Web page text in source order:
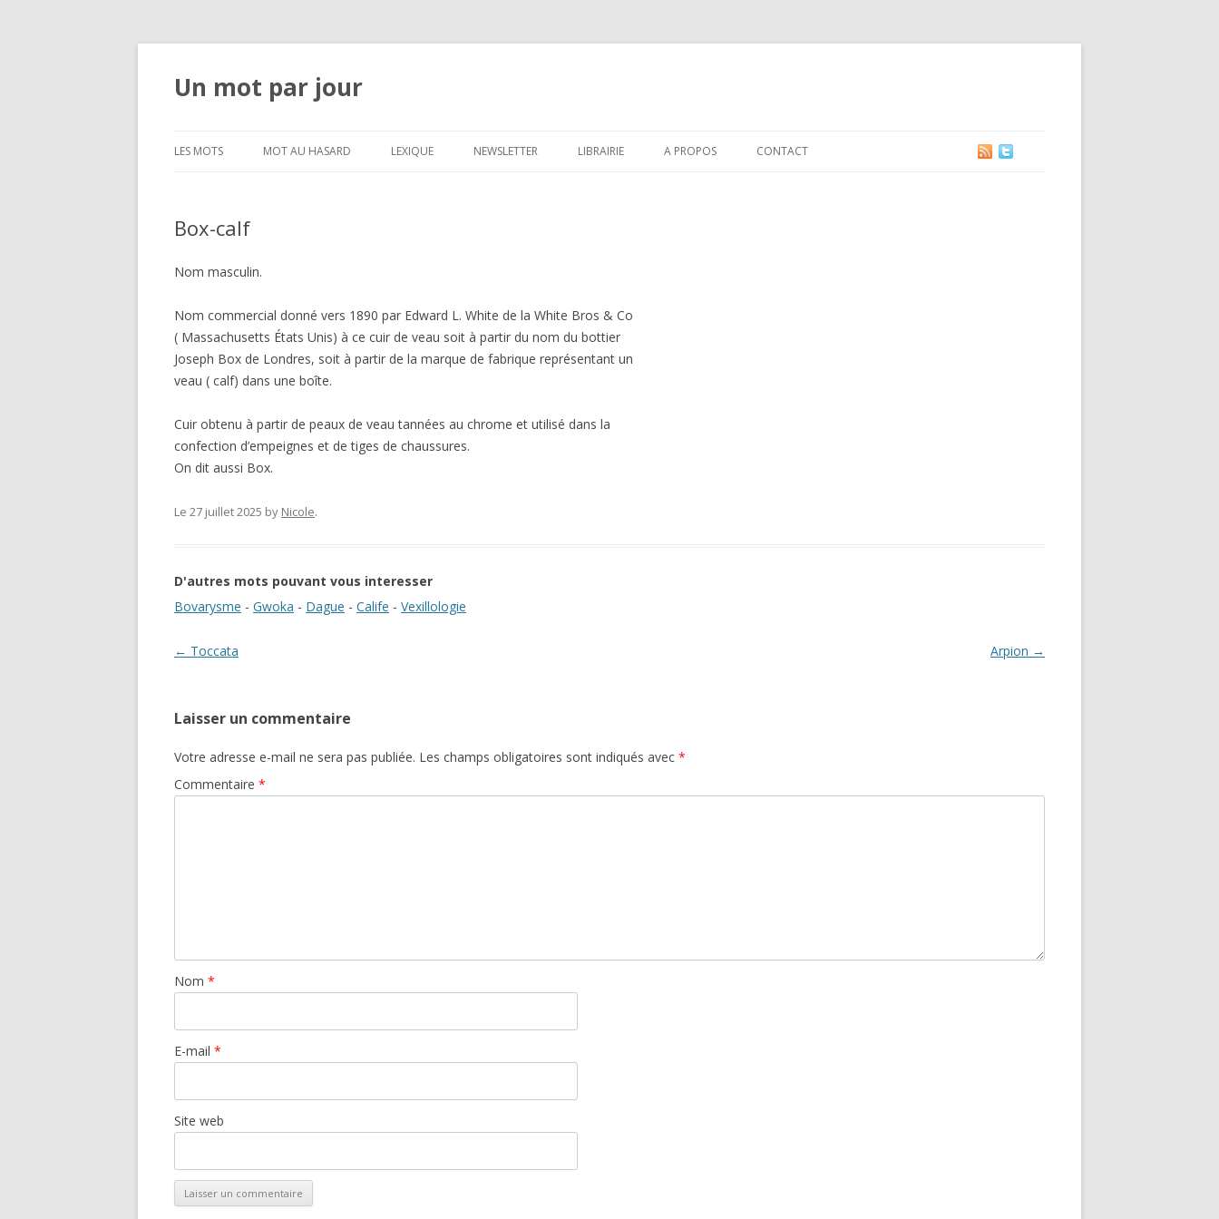
Un mot par jour
LES MOTS MOT AU HASARD LEXIQUE NEWSLETTER LIBRAIRIE A PROPOS CONTACT
Box-calf
Nom masculin.
Nom commercial donné vers 1890 par Edward L. White de la White Bros & Co
( Massachusetts États Unis) à ce cuir de veau soit à partir du nom du bottier
Joseph Box de Londres, soit à partir de la marque de fabrique représentant un
veau ( calf) dans une boîte.
Cuir obtenu à partir de peaux de veau tannées au chrome et utilisé dans la
confection d’empeignes et de tiges de chaussures.
On dit aussi Box.
Le 27 juillet 2025 by Nicole.
D'autres mots pouvant vous interesser
Bovarysme - Gwoka - Dague - Calife - Vexillologie
Navigation des articles
← Toccata Arpion →
Laisser un commentaire
Votre adresse e-mail ne sera pas publiée. Les champs obligatoires sont indiqués avec *
Commentaire *
Nom *
E-mail *
Site web